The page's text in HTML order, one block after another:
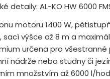
detaily: AL-KO HW 6000
motoru 1400 W,
sací výšce až 8 m a
určena pro
nádrže nebo studny či
množstvím až 6000 l/